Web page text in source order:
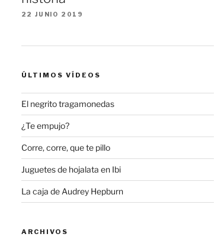
22 JUNIO 2019
ÚLTIMOS VÍDEOS
El negrito tragamonedas
¿Te empujo?
Corre, corre, que te pillo
Juguetes de hojalata en Ibi
La caja de Audrey Hepburn
ARCHIVOS